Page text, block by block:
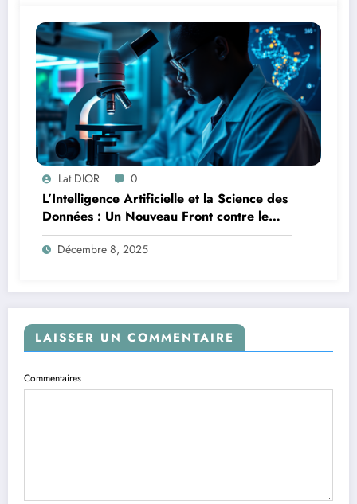
Lat DIOR 0
L’Intelligence Artificielle et la Science des
Données : Un Nouveau Front contre le
Paludisme en Afrique
Décembre 8, 2025
LAISSER UN COMMENTAIRE
Commentaires